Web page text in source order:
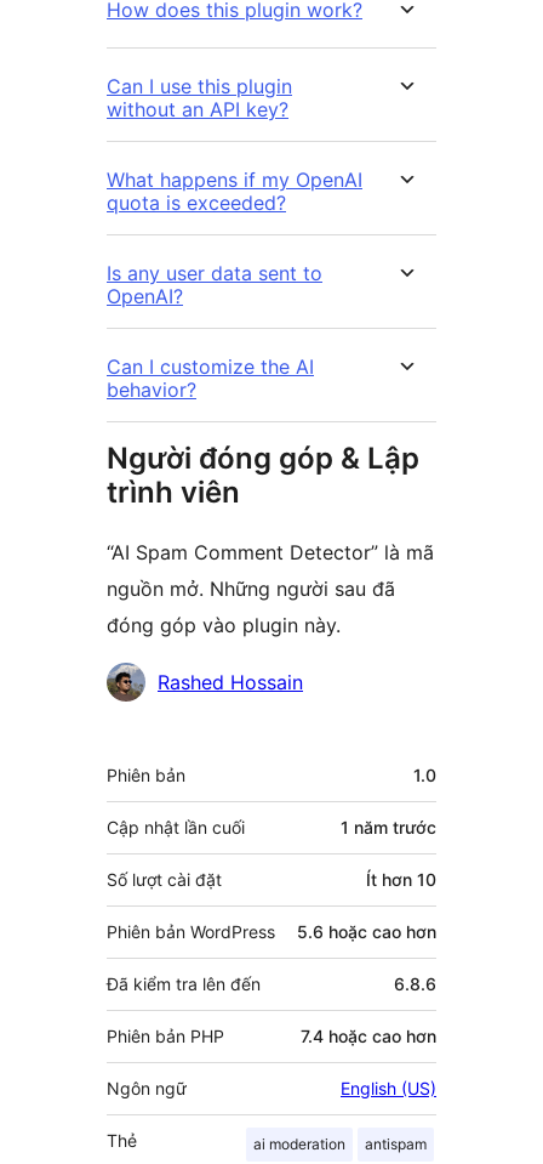
How does this plugin work?
Can I use this plugin
without an API key?
What happens if my OpenAI
quota is exceeded?
Is any user data sent to
OpenAI?
Can I customize the AI
behavior?
Người đóng góp & Lập
trình viên
“AI Spam Comment Detector” là mã
nguồn mở. Những người sau đã
đóng góp vào plugin này.
Những
góp
Rashed Hossain
Meta
Phiên bản 1.0
Cập nhật lần cuối 1 năm trước
Số lượt cài đặt Ít hơn 10
Phiên bản WordPress 5.6 hoặc cao hơn
Đã kiểm tra lên đến 6.8.6
Phiên bản PHP 7.4 hoặc cao hơn
Ngôn ngữ English (US)
Thẻ ai moderation antispam